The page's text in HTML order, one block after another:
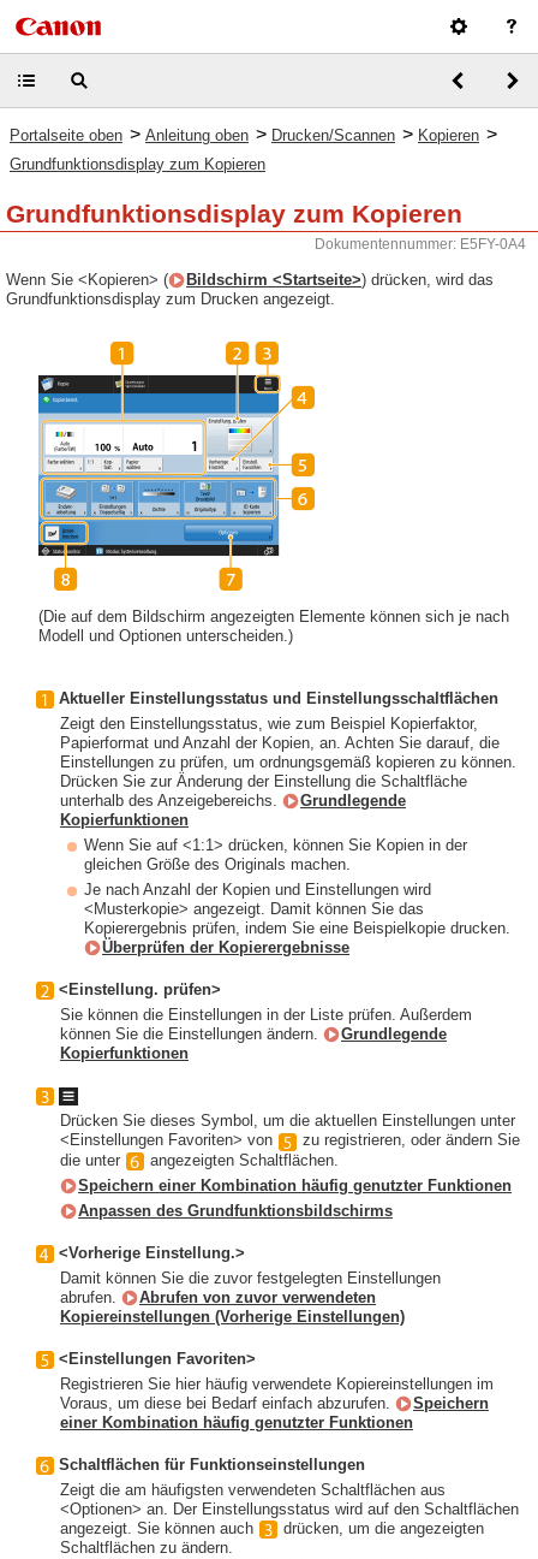
Portalseite oben > Anleitung oben > Drucken/Scannen > Kopieren >
Grundfunktionsdisplay zum Kopieren
Grundfunktionsdisplay zum Kopieren
Dokumentennummer: E5FY-0A4
Wenn Sie <Kopieren> ( Bildschirm <Startseite>) drücken, wird das
Grundfunktionsdisplay zum Drucken angezeigt.
(Die auf dem Bildschirm angezeigten Elemente können sich je nach
Modell und Optionen unterscheiden.)
Aktueller Einstellungsstatus und Einstellungsschaltflächen
Zeigt den Einstellungsstatus, wie zum Beispiel Kopierfaktor,
Papierformat und Anzahl der Kopien, an. Achten Sie darauf, die
Einstellungen zu prüfen, um ordnungsgemäß kopieren zu können.
Drücken Sie zur Änderung der Einstellung die Schaltfläche
unterhalb des Anzeigebereichs.
Grundlegende
Kopierfunktionen
Wenn Sie auf <1:1> drücken, können Sie Kopien in der
gleichen Größe des Originals machen.
Je nach Anzahl der Kopien und Einstellungen wird
<Musterkopie> angezeigt. Damit können Sie das
Kopierergebnis prüfen, indem Sie eine Beispielkopie drucken.
Überprüfen der Kopierergebnisse
<Einstellung. prüfen>
Sie können die Einstellungen in der Liste prüfen. Außerdem
können Sie die Einstellungen ändern.
Grundlegende
Kopierfunktionen
Drücken Sie dieses Symbol, um die aktuellen Einstellungen unter
<Einstellungen Favoriten> von
zu registrieren, oder ändern Sie
die unter
angezeigten Schaltflächen.
Speichern einer Kombination häufig genutzter Funktionen
Anpassen des Grundfunktionsbildschirms
<Vorherige Einstellung.>
Damit können Sie die zuvor festgelegten Einstellungen
abrufen.
Abrufen von zuvor verwendeten
Kopiereinstellungen (Vorherige Einstellungen)
<Einstellungen Favoriten>
Registrieren Sie hier häufig verwendete Kopiereinstellungen im
Voraus, um diese bei Bedarf einfach abzurufen.
Speichern
einer Kombination häufig genutzter Funktionen
Schaltflächen für Funktionseinstellungen
Zeigt die am häufigsten verwendeten Schaltflächen aus
<Optionen> an. Der Einstellungsstatus wird auf den Schaltflächen
angezeigt. Sie können auch
drücken, um die angezeigten
Schaltflächen zu ändern.